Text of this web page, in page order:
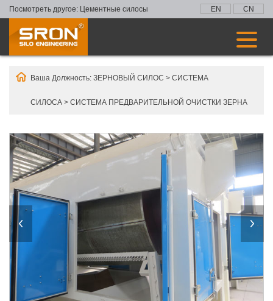
Посмотреть другое: Цементные силосы EN CN
Ваша Должность: ЗЕРНОВЫЙ СИЛОС > СИСТЕМА
СИЛОСА > СИСТЕМА ПРЕДВАРИТЕЛЬНОЙ ОЧИСТКИ ЗЕРНА